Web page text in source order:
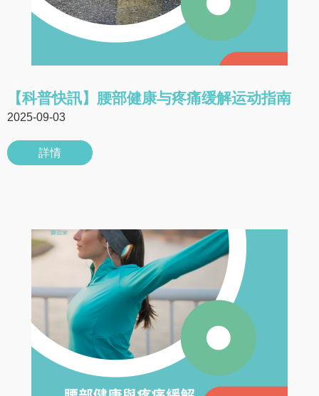
【科普快訊】腰部健康与疼痛缓解运动指南
2025-09-03
詳情